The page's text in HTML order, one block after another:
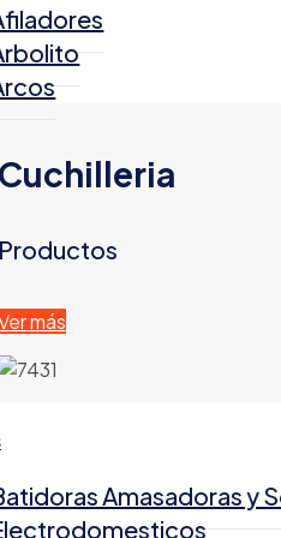
Cuchilleria
Productos
más
Amasadoras y